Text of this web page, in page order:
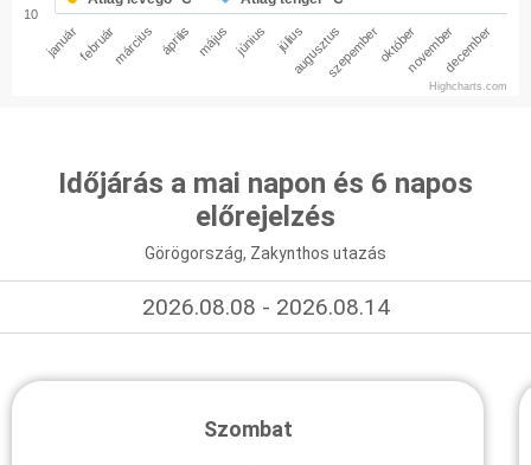
januárfebruármárcius április május június júliusaugusztusszepemberoktóbernovemberdecember
10
Highcharts.com
Időjárás a mai napon és 6 napos
előrejelzés
Görögország, Zakynthos utazás
2026.08.08 - 2026.08.14
Szombat